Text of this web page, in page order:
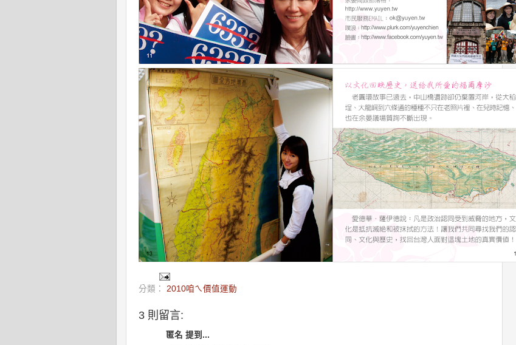
分類： 2010咱ㄟ價值運動
3 則留言:
匿名 提到...